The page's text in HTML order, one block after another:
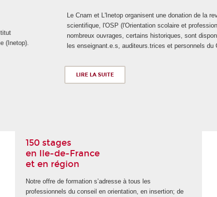
Le Cnam et L'Inetop organisent une donation de la revue
scientifique, l'OSP (l'Orientation scolaire et professionnelle). De
nombreux ouvrages, certains historiques, sont disponibles pour
les enseignant.e.s, auditeurs.trices et personnels du Cnam.
150 stages
en Ile-de-France
et en région
Notre offre de formation s’adresse à tous les
professionnels du conseil en orientation, en insertion; de